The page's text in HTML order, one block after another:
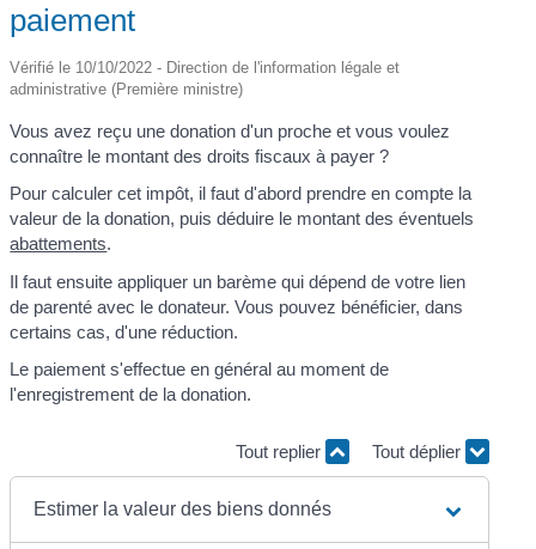
paiement
Vérifié le 10/10/2022 - Direction de l'information légale et
administrative (Première ministre)
Vous avez reçu une donation d'un proche et vous voulez
connaître le montant des droits fiscaux à payer ?
Pour calculer cet impôt, il faut d'abord prendre en compte la
valeur de la donation, puis déduire le montant des éventuels
abattements.
Il faut ensuite appliquer un barème qui dépend de votre lien
de parenté avec le donateur. Vous pouvez bénéficier, dans
certains cas, d'une réduction.
Le paiement s'effectue en général au moment de
l'enregistrement de la donation.
Tout replier Tout déplier
Estimer la valeur des biens donnés